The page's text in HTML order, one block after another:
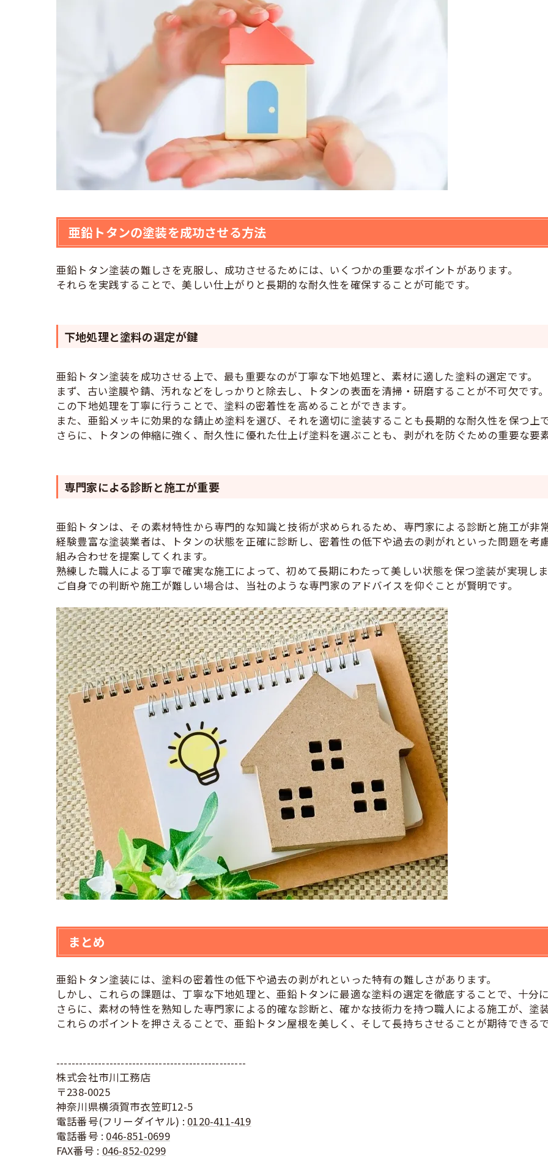
亜鉛トタンの塗装を成功させる方法
亜鉛トタン塗装の難しさを克服し、成功させるためには、いくつかの重要なポイントがあります。
それらを実践することで、美しい仕上がりと長期的な耐久性を確保することが可能です。
下地処理と塗料の選定が鍵
亜鉛トタン塗装を成功させる上で、最も重要なのが丁寧な下地処理と、素材に適した塗料の選定です。
まず、古い塗膜や錆、汚れなどをしっかりと除去し、トタンの表面を清掃・研磨することが不可欠です
この下地処理を丁寧に行うことで、塗料の密着性を高めることができます。
また、亜鉛メッキに効果的な錆止め塗料を選び、それを適切に塗装することも長期的な耐久性を保つ上
さらに、トタンの伸縮に強く、耐久性に優れた仕上げ塗料を選ぶことも、剥がれを防ぐための重要な要
専門家による診断と施工が重要
亜鉛トタンは、その素材特性から専門的な知識と技術が求められるため、専門家による診断と施工が非
経験豊富な塗装業者は、トタンの状態を正確に診断し、密着性の低下や過去の剥がれといった問題を考
組み合わせを提案してくれます。
熟練した職人による丁寧で確実な施工によって、初めて長期にわたって美しい状態を保つ塗装が実現し
ご自身での判断や施工が難しい場合は、当社のような専門家のアドバイスを仰ぐことが賢明です。
まとめ
亜鉛トタン塗装には、塗料の密着性の低下や過去の剥がれといった特有の難しさがあります。
しかし、これらの課題は、丁寧な下地処理と、亜鉛トタンに最適な塗料の選定を徹底することで、十分
さらに、素材の特性を熟知した専門家による的確な診断と、確かな技術力を持つ職人による施工が、塗
これらのポイントを押さえることで、亜鉛トタン屋根を美しく、そして長持ちさせることが期待できる
--------------------------------------------------
株式会社市川工務店
〒238-0025
神奈川県横須賀市衣笠町12-5
電話番号(フリーダイヤル) : 0120-411-419
電話番号 : 046-851-0699
FAX番号 : 046-852-0299